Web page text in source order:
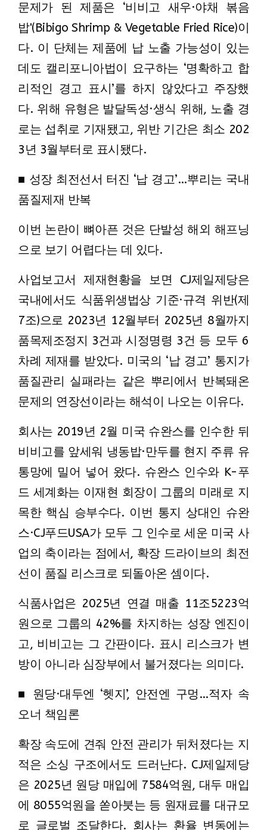
문제가 된 제품은 ‘비비고 새우·야채 볶음
밥'(Bibigo Shrimp & Vegetable Fried Rice)이
다. 이 단체는 제품에 납 노출 가능성이 있는
데도 캘리포니아법이 요구하는 ‘명확하고 합
리적인 경고 표시’를 하지 않았다고 주장했
다. 위해 유형은 발달독성·생식 위해, 노출 경
로는 섭취로 기재됐고, 위반 기간은 최소 202
3년 3월부터로 표시됐다.
■ 성장 최전선서 터진 ‘납 경고’…뿌리는 국내
품질제재 반복
이번 논란이 뼈아픈 것은 단발성 해외 해프닝
으로 보기 어렵다는 데 있다.
사업보고서 제재현황을 보면 CJ제일제당은
국내에서도 식품위생법상 기준·규격 위반(제
7조)으로 2023년 12월부터 2025년 8월까지
품목제조정지 3건과 시정명령 3건 등 모두 6
차례 제재를 받았다. 미국의 ‘납 경고’ 통지가
품질관리 실패라는 같은 뿌리에서 반복돼온
문제의 연장선이라는 해석이 나오는 이유다.
회사는 2019년 2월 미국 슈완스를 인수한 뒤
비비고를 앞세워 냉동밥·만두를 현지 주류 유
통망에 밀어 넣어 왔다. 슈완스 인수와 K-푸
드 세계화는 이재현 회장이 그룹의 미래로 지
목한 핵심 승부수다. 이번 통지 상대인 슈완
스·CJ푸드USA가 모두 그 인수로 세운 미국 사
업의 축이라는 점에서, 확장 드라이브의 최전
선이 품질 리스크로 되돌아온 셈이다.
식품사업은 2025년 연결 매출 11조5223억
원으로 그룹의 42%를 차지하는 성장 엔진이
고, 비비고는 그 간판이다. 표시 리스크가 변
방이 아니라 심장부에서 불거졌다는 의미다.
■ 원당·대두엔 ‘헷지’, 안전엔 구멍…적자 속
오너 책임론
확장 속도에 견줘 안전 관리가 뒤처졌다는 지
적은 소싱 구조에서도 드러난다. CJ제일제당
은 2025년 원당 매입에 7584억원, 대두 매입
에 8055억원을 쏟아붓는 등 원재료를 대규모
로 글로벌 조달한다. 회사는 환율 변동에는